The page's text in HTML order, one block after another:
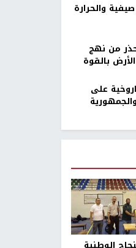
والحرارة
من نهج
بالقوة
على